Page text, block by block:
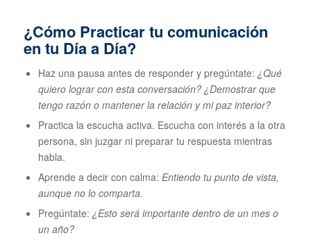
¿Cómo Practicar tu comunicación
en tu Día a Día?
Haz una pausa antes de responder y pregúntate: ¿Qué
quiero lograr con esta conversación? ¿Demostrar que
tengo razón o mantener la relación y mi paz interior?
Practica la escucha activa. Escucha con interés a la otra
persona, sin juzgar ni preparar tu respuesta mientras
habla.
Aprende a decir con calma: Entiendo tu punto de vista,
aunque no lo comparta.
Pregúntate: ¿Esto será importante dentro de un mes o
un año?